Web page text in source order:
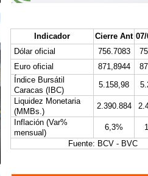
Indicador Cierre Ant
Dólar oficial
756.7083
Euro oficial
871,8944
Índice Bursátil
Caracas (IBC)
5.158,98
Liquidez Monetaria
(MMBs.)
2.390.884
Inflación (Var%
mensual)
6,3%
Fuente: BCV - BVC